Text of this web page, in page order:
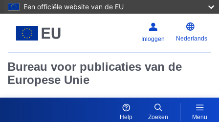
Een officiële website van de EU
Inloggen Nederlands
Bureau voor publicaties van de
Europese Unie
Help Zoeken Menu